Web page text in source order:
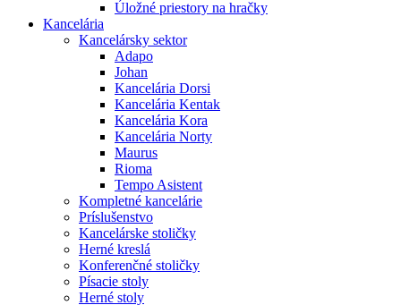
Úložné priestory na hračky
Kancelária
Kancelársky sektor
Adapo
Johan
Kancelária Dorsi
Kancelária Kentak
Kancelária Kora
Kancelária Norty
Maurus
Rioma
Tempo Asistent
Kompletné kancelárie
Príslušenstvo
Kancelárske stoličky
Herné kreslá
Konferenčné stoličky
Písacie stoly
Herné stoly